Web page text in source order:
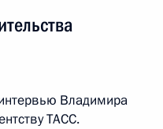
Владимира
ТАСС.